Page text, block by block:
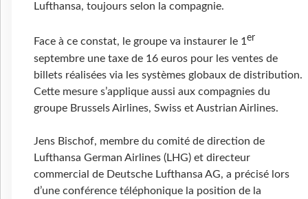
Lufthansa, toujours selon la compagnie.
Face à ce constat, le groupe va instaurer le 1er
septembre une taxe de 16 euros pour les ventes de
billets réalisées via les systèmes globaux de distribution.
Cette mesure s’applique aussi aux compagnies du
groupe Brussels Airlines, Swiss et Austrian Airlines.
Jens Bischof, membre du comité de direction de
Lufthansa German Airlines (LHG) et directeur
commercial de Deutsche Lufthansa AG, a précisé lors
d’une conférence téléphonique la position de la